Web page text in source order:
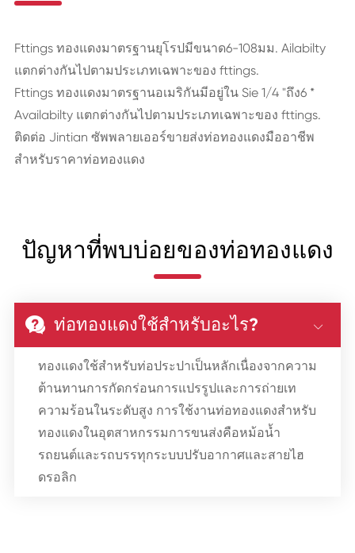
Fttings ทองแดงมาตรฐานยุโรปมีขนาด6-108มม. Ailabilty
แตกต่างกันไปตามประเภทเฉพาะของ fttings.
Fttings ทองแดงมาตรฐานอเมริกันมีอยู่ใน Sie 1/4 "ถึง6 *
Availabilty แตกต่างกันไปตามประเภทเฉพาะของ fttings.
ติดต่อ Jintian ซัพพลายเออร์ขายส่งท่อทองแดงมืออาชีพ
สำหรับราคาท่อทองแดง
ปัญหาที่พบบ่อยของท่อทองแดง
 ท่อทองแดงใช้สำหรับอะไร? 
ทองแดงใช้สำหรับท่อประปาเป็นหลักเนื่องจากความ
ต้านทานการกัดกร่อนการแปรรูปและการถ่ายเท
ความร้อนในระดับสูง การใช้งานท่อทองแดงสำหรับ
ทองแดงในอุตสาหกรรมการขนส่งคือหม้อน้ำ
รถยนต์และรถบรรทุกระบบปรับอากาศและสายไฮ
ดรอลิก